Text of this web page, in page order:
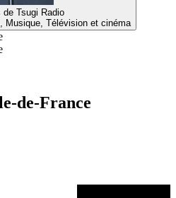
de Tsugi Radio
Musique, Télévision et cinéma
de-France